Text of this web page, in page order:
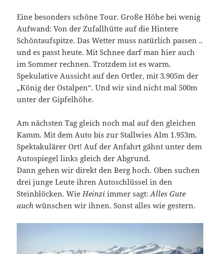
Eine besonders schöne Tour. Große Höhe bei wenig
Aufwand: Von der Zufallhütte auf die Hintere
Schöntaufspitze. Das Wetter muss natürlich passen ..
und es passt heute. Mit Schnee darf man hier auch
im Sommer rechnen. Trotzdem ist es warm.
Spekulative Aussicht auf den Ortler, mit 3.905m der
„König der Ostalpen“. Und wir sind nicht mal 500m
unter der Gipfelhöhe.
Am nächsten Tag gleich noch mal auf den gleichen
Kamm. Mit dem Auto bis zur Stallwies Alm 1.953m.
Spektakulärer Ort! Auf der Anfahrt gähnt unter dem
Autospiegel links gleich der Abgrund.
Dann gehen wir direkt den Berg hoch. Oben suchen
drei junge Leute ihren Autoschlüssel in den
Steinblöcken. WieHeinzi immer sagt:Alles Gute
auch wünschen wir ihnen. Sonst alles wie gestern.